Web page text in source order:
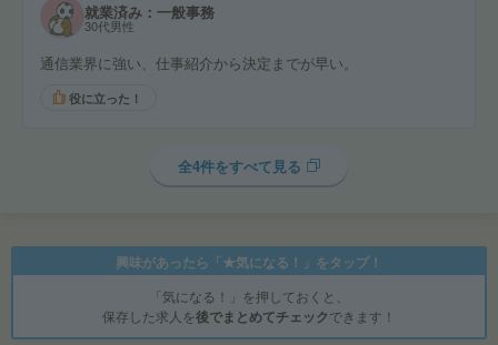
就業済み：一般事務
30代男性
通信業界に強い、仕事紹介から決定までが早い。
役に立った！
全4件をすべて見る
興味があったら「★気になる！」をタップ！
「気になる！」を押しておくと、
保存した求人を後でまとめてチェックできます！